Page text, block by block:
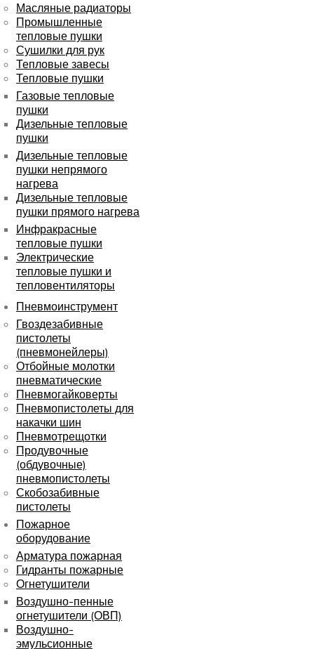
Масляные радиаторы
Промышленные
тепловые пушки
Сушилки для рук
Тепловые завесы
Тепловые пушки
Газовые тепловые
пушки
Дизельные тепловые
пушки
Дизельные тепловые
пушки непрямого
нагрева
Дизельные тепловые
пушки прямого нагрева
Инфракрасные
тепловые пушки
Электрические
тепловые пушки и
тепловентиляторы
Пневмоинструмент
Гвоздезабивные
пистолеты
(пневмонейлеры)
Отбойные молотки
пневматические
Пневмогайковерты
Пневмопистолеты для
накачки шин
Пневмотрещотки
Продувочные
(обдувочные)
пневмопистолеты
Скобозабивные
пистолеты
Пожарное
оборудование
Арматура пожарная
Гидранты пожарные
Огнетушители
Воздушно-пенные
огнетушители (ОВП)
Воздушно-
эмульсионные